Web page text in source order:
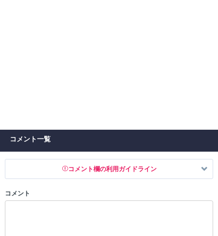
コメント一覧
コメント欄の利用ガイドライン
以下の書き込みを禁止とし、場合によってはコメント削除や書き込み制
コメント